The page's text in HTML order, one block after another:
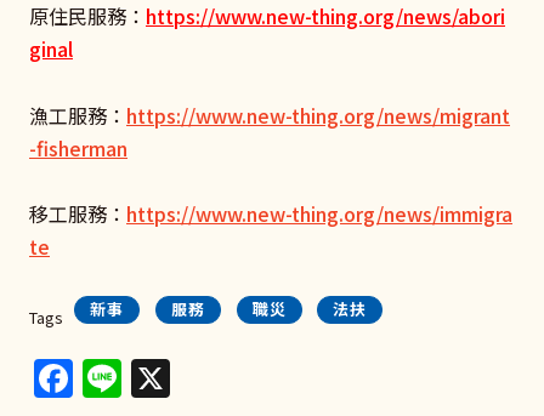
原住民服務： https://www.new-thing.org/news/abori
ginal
漁工服務： https://www.new-thing.org/news/migrant
-fisherman
移工服務： https://www.new-thing.org/news/immigra
te
Tags 新事 服務 職災 法扶
Facebook
Line